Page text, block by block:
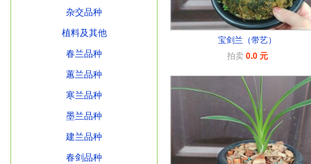
杂交品种
植料及其他
春兰品种
蕙兰品种
寒兰品种
墨兰品种
建兰品种
春剑品种
宝剑兰（带艺）
拍卖 0.0 元